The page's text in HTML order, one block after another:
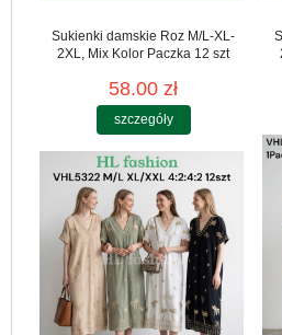
Sukienki damskie Roz M/L-XL-
2XL, Mix Kolor Paczka 12 szt
58.00 zł
szczegóły